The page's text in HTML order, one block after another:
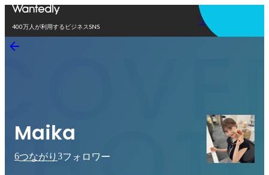
400万人が利用するビジネスSNS
アプリを使う
Maika
6つながり 3フォロワー